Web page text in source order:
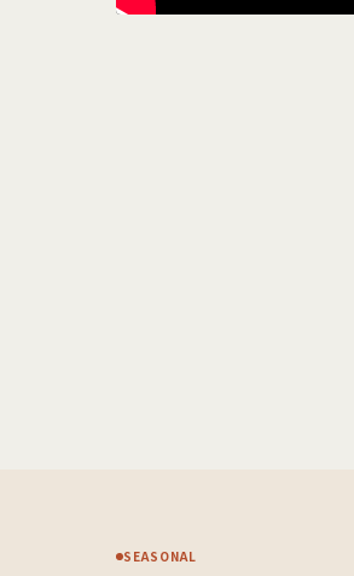
SEASONAL